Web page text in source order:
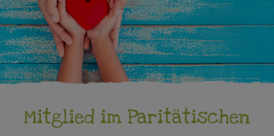
Mitglied im Paritätischen